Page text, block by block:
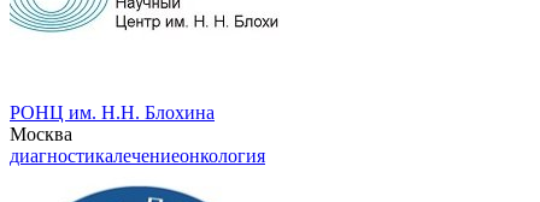
РОНЦ им. Н.Н. Блохина
Москва
диагностикалечениеонкология